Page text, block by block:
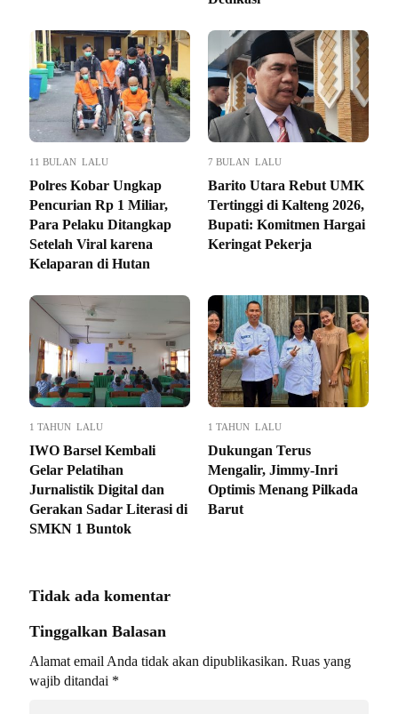
11 BULAN LALU
Polres Kobar Ungkap
Pencurian Rp 1 Miliar,
Para Pelaku Ditangkap
Setelah Viral karena
Kelaparan di Hutan
7 BULAN LALU
Barito Utara Rebut UMK
Tertinggi di Kalteng 2026,
Bupati: Komitmen Hargai
Keringat Pekerja
1 TAHUN LALU
IWO Barsel Kembali
Gelar Pelatihan
Jurnalistik Digital dan
Gerakan Sadar Literasi di
SMKN 1 Buntok
1 TAHUN LALU
Dukungan Terus
Mengalir, Jimmy-Inri
Optimis Menang Pilkada
Barut
Tidak ada komentar
Tinggalkan Balasan
Alamat email Anda tidak akan dipublikasikan. Ruas yang
wajib ditandai *